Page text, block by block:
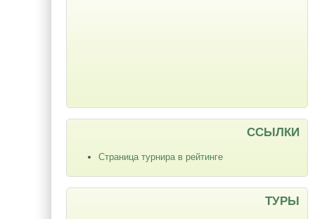
ССЫЛКИ
Страница турнира в рейтинге
ТУРЫ